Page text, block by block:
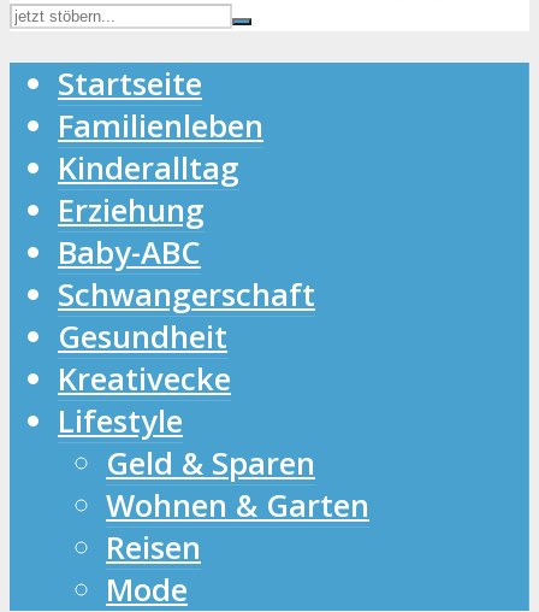
Startseite
Familienleben
Kinderalltag
Erziehung
Baby-ABC
Schwangerschaft
Gesundheit
Kreativecke
Lifestyle
Geld & Sparen
Wohnen & Garten
Reisen
Mode